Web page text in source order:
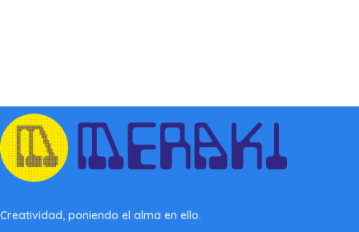
Creatividad, poniendo el alma en ello.